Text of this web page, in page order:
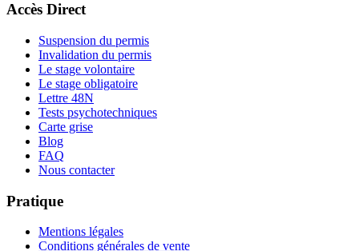
Accès Direct
Suspension du permis
Invalidation du permis
Le stage volontaire
Le stage obligatoire
Lettre 48N
Tests psychotechniques
Carte grise
Blog
FAQ
Nous contacter
Pratique
Mentions légales
Conditions générales de vente